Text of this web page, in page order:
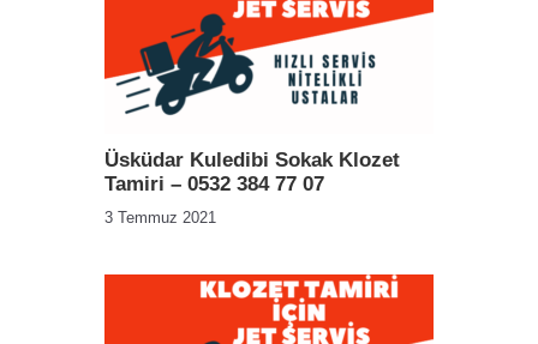
Üsküdar Kuledibi Sokak Klozet
Tamiri – 0532 384 77 07
3 Temmuz 2021